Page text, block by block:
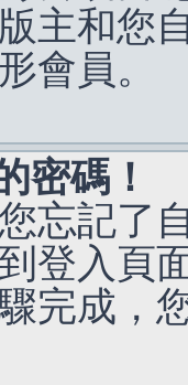
主和您
會員。
密碼！
忘記了
登入頁
完成，